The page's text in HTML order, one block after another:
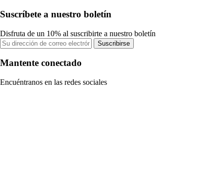
Suscríbete a nuestro boletín
Disfruta de un 10% al suscribirte a nuestro boletín
Suscribirse
Mantente conectado
Encuéntranos en las redes sociales